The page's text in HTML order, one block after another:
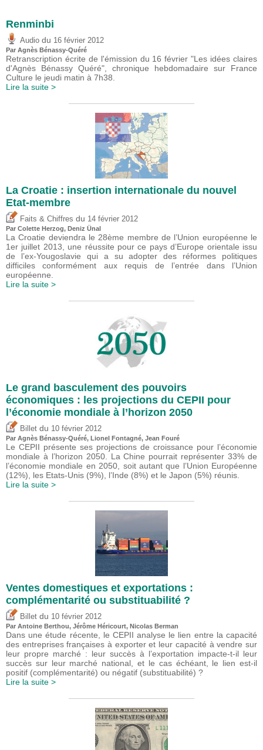
Renminbi
Audio du 16 février 2012
Par Agnès Bénassy-Quéré
Retranscription écrite de l'émission du 16 février "Les idées claires
d'Agnès Bénassy Quéré", chronique hebdomadaire sur France
Culture le jeudi matin à 7h38.
Lire la suite >
La Croatie : insertion internationale du nouvel
Etat-membre
Faits & Chiffres du 14 février 2012
Par Colette Herzog, Deniz Ünal
La Croatie deviendra le 28ème membre de l’Union européenne le
1er juillet 2013, une réussite pour ce pays d’Europe orientale issu
de l’ex-Yougoslavie qui a su adopter des réformes politiques
difficiles conformément aux requis de l’entrée dans l’Union
européenne.
Lire la suite >
Le grand basculement des pouvoirs
économiques : les projections du CEPII pour
l’économie mondiale à l’horizon 2050
Billet du 10 février 2012
Par Agnès Bénassy-Quéré, Lionel Fontagné, Jean Fouré
Le CEPII présente ses projections de croissance pour l’économie
mondiale à l’horizon 2050. La Chine pourrait représenter 33% de
l’économie mondiale en 2050, soit autant que l’Union Européenne
(12%), les Etats-Unis (9%), l’Inde (8%) et le Japon (5%) réunis.
Lire la suite >
Ventes domestiques et exportations :
complémentarité ou substituabilité ?
Billet du 10 février 2012
Par Antoine Berthou, Jérôme Héricourt, Nicolas Berman
Dans une étude récente, le CEPII analyse le lien entre la capacité
des entreprises françaises à exporter et leur capacité à vendre sur
leur propre marché : leur succès à l’exportation impacte-t-il leur
succès sur leur marché national, et le cas échéant, le lien est-il
positif (complémentarité) ou négatif (substituabilité) ?
Lire la suite >